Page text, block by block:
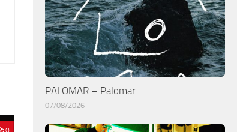
0
PALOMAR – Palomar
07/08/2026